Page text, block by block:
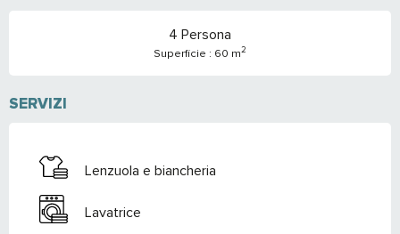
4 Persona
Superficie : 60 m2
SERVIZI
Lenzuola e biancheria
Lavatrice